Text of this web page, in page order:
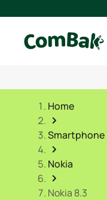
Home
Smartphone
Nokia
Nokia 8.3